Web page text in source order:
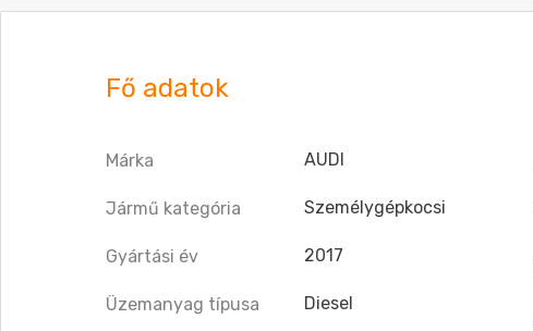
Fő adatok
Márka AUDI
Jármű kategória Személygépkocsi
Gyártási év 2017
Üzemanyag típusa Diesel